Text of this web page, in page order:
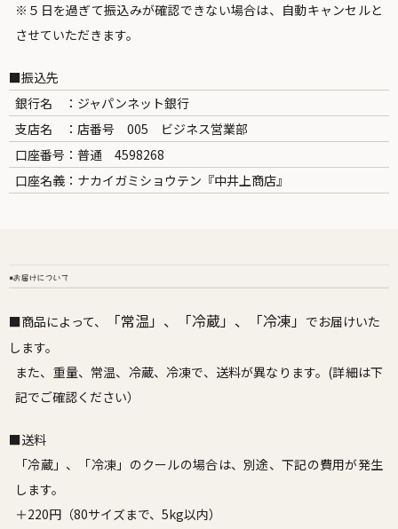
※５日を過ぎて振込みが確認できない場合は、自動キャンセルと
させていただきます。
■振込先
銀行名 ：ジャパンネット銀行
支店名 ：店番号 005 ビジネス営業部
口座番号：普通 4598268
口座名義：ナカイガミショウテン『中井上商店』
■商品によって、 「常温」、「冷蔵」、「冷凍」 でお届けいた
します。
また、重量、常温、冷蔵、冷凍で、送料が異なります。(詳細は下
記でご確認ください）
■送料
「冷蔵」、「冷凍」のクールの場合は、別途、下記の費用が発生
します。
＋220円（80サイズまで、5kg以内）